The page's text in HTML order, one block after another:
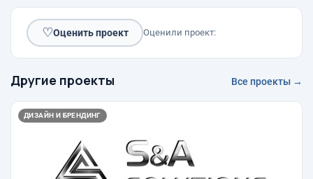
♡Оценить проект Оценили проект:
Другие проекты Все проекты →
ДИЗАЙН И БРЕНДИНГ